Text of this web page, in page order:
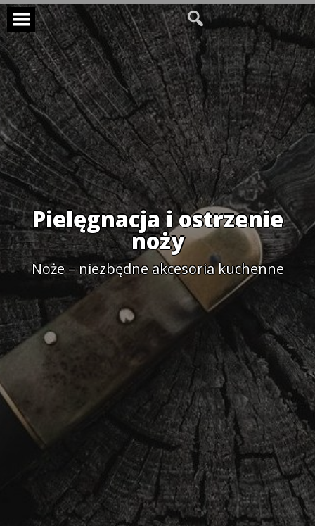
Skip
to
content
Pielęgnacja i ostrzenie
noży
Noże – niezbędne akcesoria kuchenne